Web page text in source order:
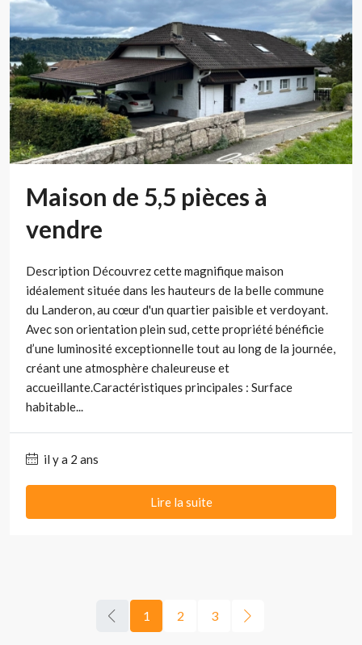
Maison de 5,5 pièces à
vendre
Description Découvrez cette magnifique maison
idéalement située dans les hauteurs de la belle commune
du Landeron, au cœur d'un quartier paisible et verdoyant.
Avec son orientation plein sud, cette propriété bénéficie
d’une luminosité exceptionnelle tout au long de la journée,
créant une atmosphère chaleureuse et
accueillante.Caractéristiques principales : Surface
habitable...
il y a 2 ans
Lire la suite
1 2 3